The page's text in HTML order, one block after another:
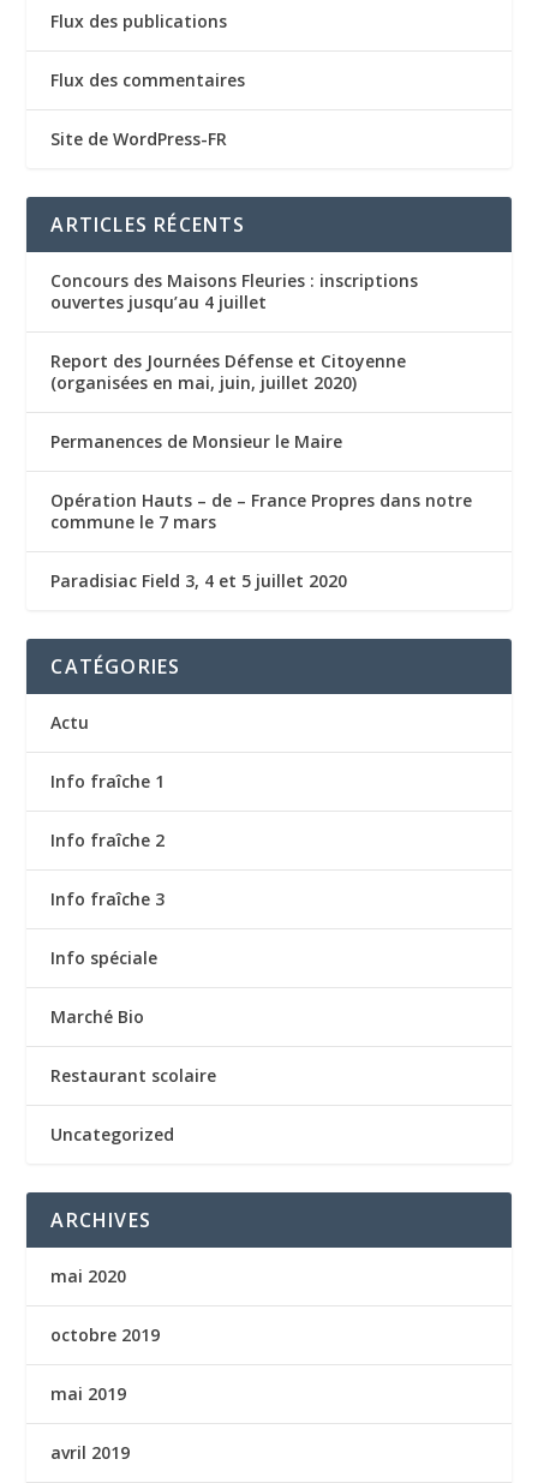
Flux des publications
Flux des commentaires
Site de WordPress-FR
ARTICLES RÉCENTS
Concours des Maisons Fleuries : inscriptions
ouvertes jusqu’au 4 juillet
Report des Journées Défense et Citoyenne
(organisées en mai, juin, juillet 2020)
Permanences de Monsieur le Maire
Opération Hauts – de – France Propres dans notre
commune le 7 mars
Paradisiac Field 3, 4 et 5 juillet 2020
CATÉGORIES
Actu
Info fraîche 1
Info fraîche 2
Info fraîche 3
Info spéciale
Marché Bio
Restaurant scolaire
Uncategorized
ARCHIVES
mai 2020
octobre 2019
mai 2019
avril 2019